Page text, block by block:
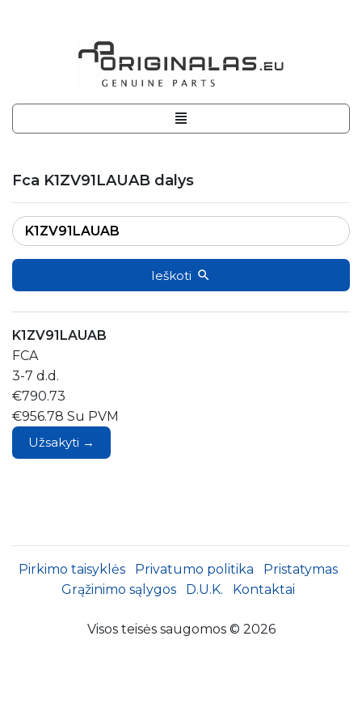
Fca K1ZV91LAUAB dalys
Ieškoti
K1ZV91LAUAB
FCA
3-7 d.d.
€790.73
€956.78 Su PVM
Užsakyti →
Pirkimo taisyklės Privatumo politika
Pristatymas
Grąžinimo sąlygos
D.U.K. Kontaktai
Visos teisės saugomos © 2026